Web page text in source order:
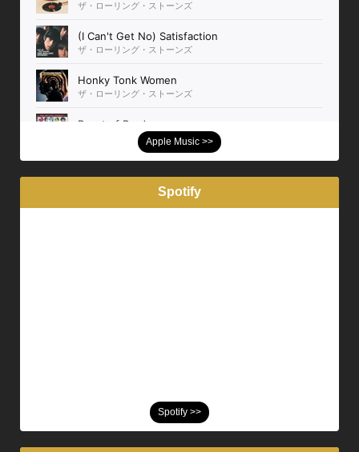
Apple Music >>
Spotify
Spotify >>